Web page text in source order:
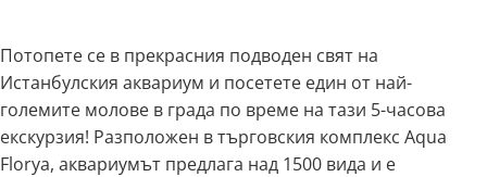
Потопете се в прекрасния подводен свят на
Истанбулския аквариум и посетете един от най-
големите молове в града по време на тази 5-часова
екскурзия! Разположен в търговския комплекс Aqua
Florya, аквариумът предлага над 1500 вида и е